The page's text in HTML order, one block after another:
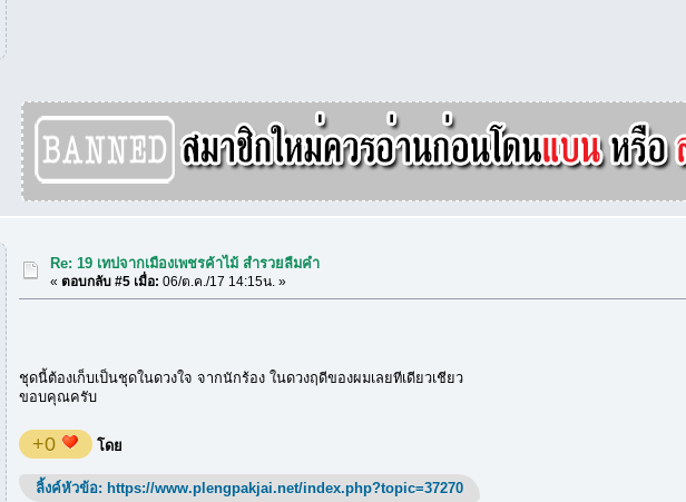
Re: 19 เทปจากเมืองเพชรค้าไม้ สำรวยลืมคำ
«ตอบกลับ #5 เมื่อ: 06/ต.ค./17 14:15น. »
ชุดนี้ต้องเก็บเป็นชุดในดวงใจ จากนักร้อง ในดวงฤดีของผมเลยทีเดียวเชียว
ขอบคุณครับ
+0 โดย
ลิ้งค์หัวข้อ: https://www.plengpakjai.net/index.php?topic=37270